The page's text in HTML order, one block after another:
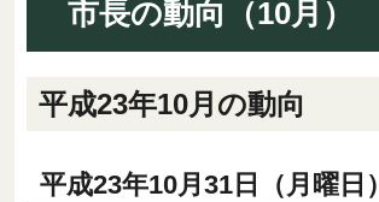
市長の動向（10月）
平成23年10月の動向
平成23年10月31日（月曜日）